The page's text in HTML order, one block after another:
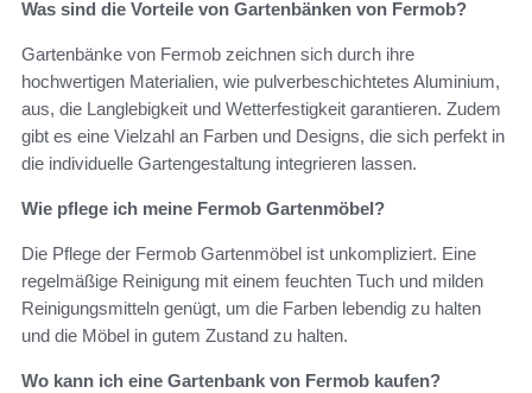
Was sind die Vorteile von Gartenbänken von Fermob?
Gartenbänke von Fermob zeichnen sich durch ihre
hochwertigen Materialien, wie pulverbeschichtetes Aluminium,
aus, die Langlebigkeit und Wetterfestigkeit garantieren. Zudem
gibt es eine Vielzahl an Farben und Designs, die sich perfekt in
die individuelle Gartengestaltung integrieren lassen.
Wie pflege ich meine Fermob Gartenmöbel?
Die Pflege der Fermob Gartenmöbel ist unkompliziert. Eine
regelmäßige Reinigung mit einem feuchten Tuch und milden
Reinigungsmitteln genügt, um die Farben lebendig zu halten
und die Möbel in gutem Zustand zu halten.
Wo kann ich eine Gartenbank von Fermob kaufen?